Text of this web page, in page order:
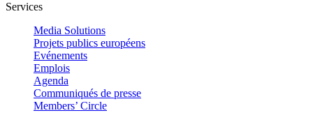
Services
Media Solutions
Projets publics européens
Evénements
Emplois
Agenda
Communiqués de presse
Members’ Circle